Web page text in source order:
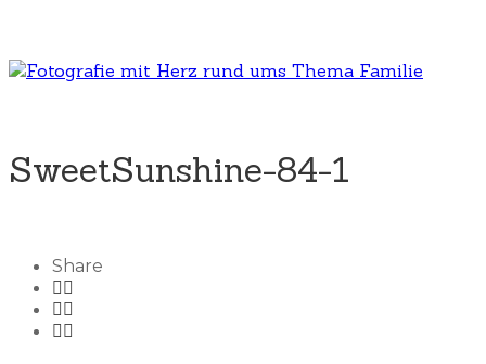
SweetSunshine-84-1
Share